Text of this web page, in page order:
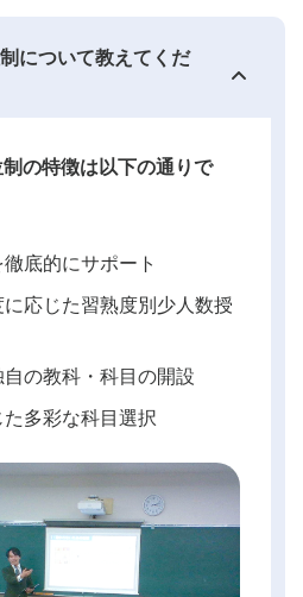
について教えてくだ
の特徴は以下の通りで
底的にサポート
応じた習熟度別少人数授
の教科・科目の開設
多彩な科目選択